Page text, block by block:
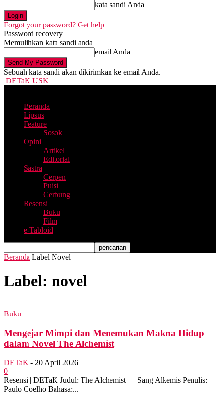
kata sandi Anda
Forgot your password? Get help
Password recovery
Memulihkan kata sandi anda
email Anda
Sebuah kata sandi akan dikirimkan ke email Anda.
DETaK USK
Beranda
Lipsus
Feature
Sosok
Opini
Artikel
Editorial
Sastra
Cerpen
Puisi
Cerbung
Resensi
Buku
Film
e-Tabloid
Beranda Label Novel
Label: novel
Buku
Mengejar Mimpi dan Menemukan Makna Hidup
dalam Novel The Alchemist
DETaK - 20 April 2026
0
Resensi | DETaK Judul: The Alchemist — Sang Alkemis Penulis:
Paulo Coelho Bahasa:...